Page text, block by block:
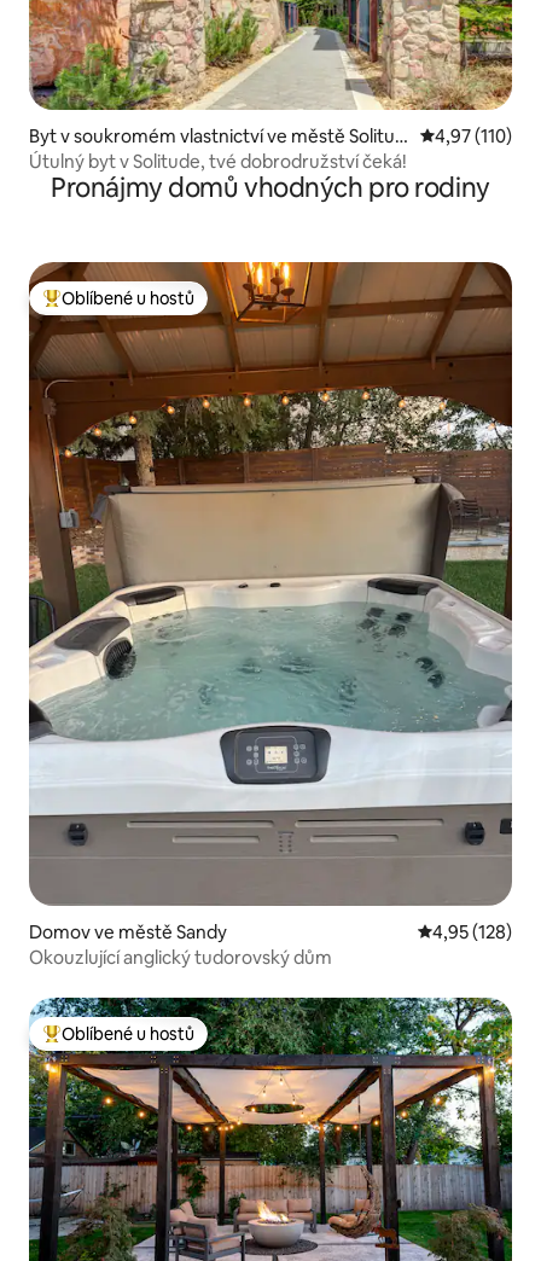
Byt v soukromém vlastnictví ve městě Solitud
e
Průměrné
4,97 (110)
Útulný byt v Solitude, tvé dobrodružství čeká!
Pronájmy domů vhodných pro rodiny
Nejlepší v kategorii Oblíbené u hostů
Oblíbené u hostů
Domov ve městě Sandy Průměrné
4,95 (128)
Okouzlující anglický tudorovský dům
Nejlepší v kategorii Oblíbené u hostů
Oblíbené u hostů